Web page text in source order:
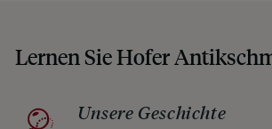
Sie, wenn unser Paket zu Ihnen
müssen.
Lernen Sie Hofer
Unsere Geschichte